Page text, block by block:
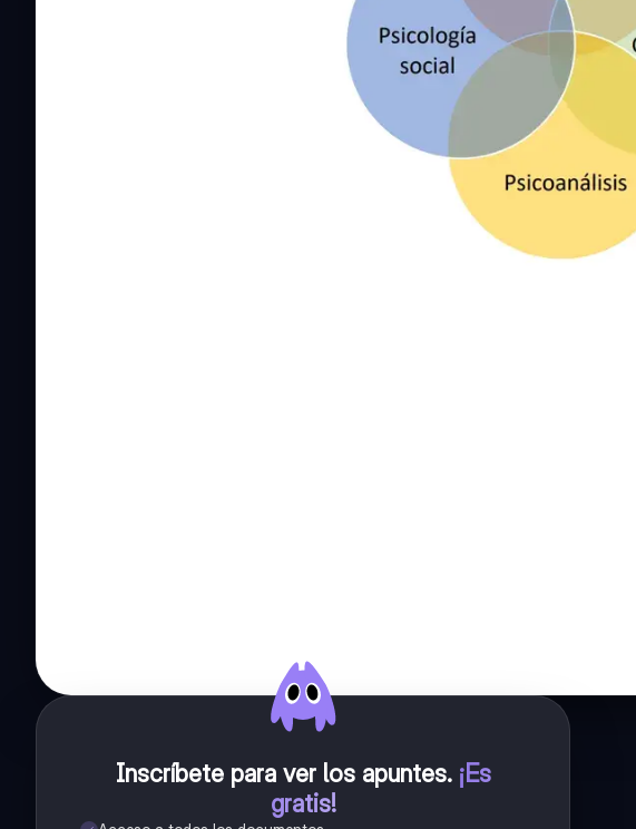
Inscríbete para ver los apuntes. ¡Es
gratis!